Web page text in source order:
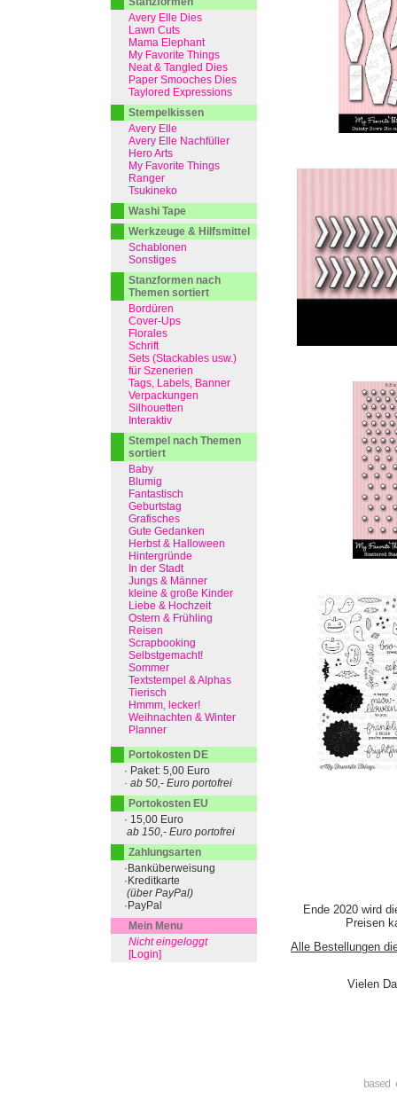
Ende 2020 wird
Preisen
Alle Bestellungen
Vielen
Avery Elle Dies
Lawn Cuts
Mama Elephant
My Favorite Things
Neat & Tangled Dies
Paper Smooches Dies
Taylored Expressions
Stempelkissen
Avery Elle
Avery Elle Nachfüller
Hero Arts
My Favorite Things
Ranger
Tsukineko
Washi Tape
Werkzeuge & Hilfsmittel
Schablonen
Sonstiges
Stanzformen nach
Themen sortiert
Bordüren
Cover-Ups
Florales
Schrift
Sets (Stackables usw.)
für Szenerien
Tags, Labels, Banner
Verpackungen
Silhouetten
Interaktiv
Stempel nach Themen
sortiert
Baby
Blumig
Fantastisch
Geburtstag
Grafisches
Gute Gedanken
Herbst & Halloween
Hintergründe
In der Stadt
Jungs & Männer
kleine & große Kinder
Liebe & Hochzeit
Ostern & Frühling
Reisen
Scrapbooking
Selbstgemacht!
Sommer
Textstempel & Alphas
Tierisch
Hmmm, lecker!
Weihnachten & Winter
Planner
Portokosten DE
· Paket: 5,00 Euro
· ab 50,- Euro portofrei
Portokosten EU
· 15,00 Euro
ab 150,- Euro portofrei
Zahlungsarten
·Banküberweisung
·Kreditkarte
(über PayPal)
·PayPal
Mein Menu
Nicht eingeloggt
[Login]